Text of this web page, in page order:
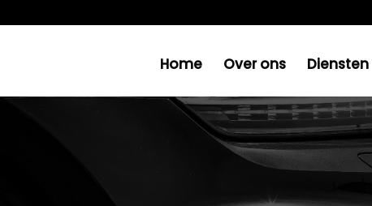
Home Over ons Diensten